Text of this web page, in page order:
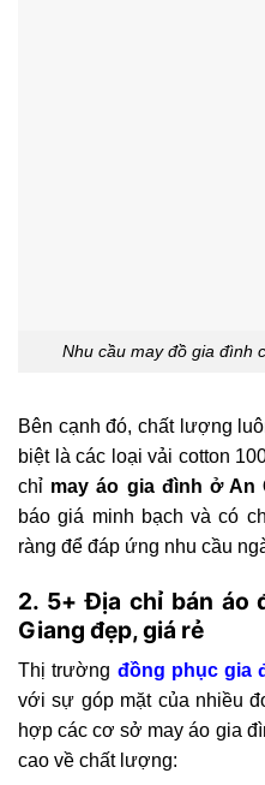
Nhu cầu may đồ gia đình
Bên cạnh đó, chất lượng
biệt là các loại vải cotton
chỉ may áo gia đình ở An
báo giá minh bạch và có
ràng để đáp ứng nhu cầu
2. 5+ Địa chỉ bán áo
Giang đẹp, giá rẻ
Thị trường đồng phục gia
với sự góp mặt của nhiều
hợp các cơ sở may áo gia
cao về chất lượng: